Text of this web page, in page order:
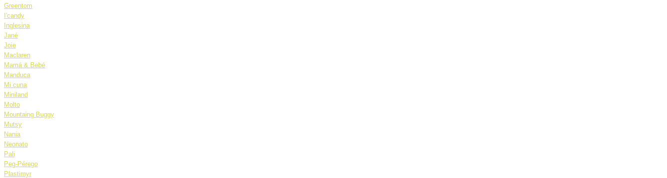
Greentom
I'candy
Inglesina
Jané
Joie
Maclaren
Mamá & Bebé
Manduca
Mi cuna
Miniland
Molto
Mountaing Buggy
Mutsy
Nania
Neonato
Pali
Peg-Pérego
Plastimyr